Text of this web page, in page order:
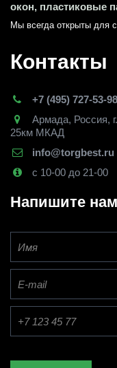
окон, пластиковые
Мы всегда открыты для
Контакты
+7 (495) 727-53-98
Армада, Россия,
25км МКАД
info@torgbest.ru
с 10-00 до 21-00
Напишите нам